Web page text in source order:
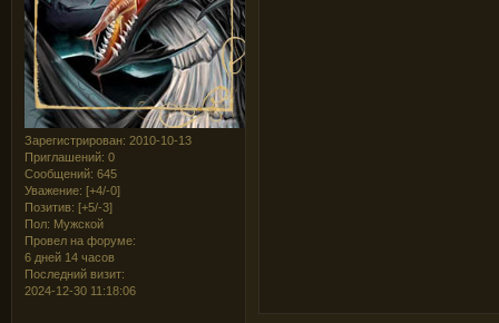
Зарегистрирован: 2010-10-13
Приглашений: 0
Сообщений: 645
Уважение: [+4/-0]
Позитив: [+5/-3]
Пол: Мужской
Провел на форуме:
6 дней 14 часов
Последний визит:
2024-12-30 11:18:06